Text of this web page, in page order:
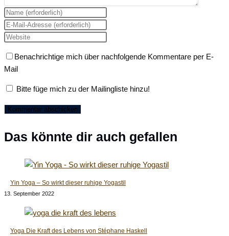
Gib
deinen
Namen
Benutzernamen
zum
Kommentieren
Gib
deine
Mail-
Adresse
zum
ein
Gib
Website-
URL
ein
Benachrichtige mich über nachfolgende Kommentare per E-
Mail
Bitte füge mich zu der Mailingliste hinzu!
Das könnte dir auch gefallen
Yin Yoga – So wirkt dieser ruhige Yogastil
13. September 2022
Yoga Die Kraft des Lebens von Stéphane Haskell